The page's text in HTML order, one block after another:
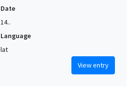
Date
14..
Language
lat
View entry